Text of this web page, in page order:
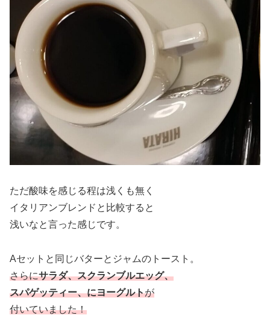
ただ酸味を感じる程は浅くも無く
イタリアンブレンドと比較すると
浅いなと言った感じです。
Aセットと同じバターとジャムのトースト。
さらにサラダ、スクランブルエッグ、
スパゲッティー、にヨーグルトが
付いていました！